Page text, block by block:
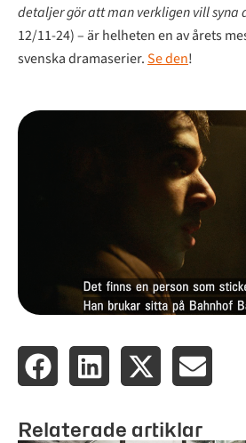
detaljer gör att man verkligen vill syna
12/11-24) – är helheten en av årets
svenska dramaserier.Se den!
Relaterade artiklar